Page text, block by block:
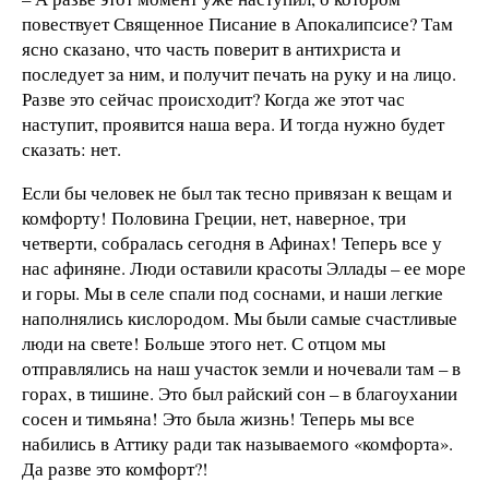
повествует Священное Писание в Апокалипсисе? Там
ясно сказано, что часть поверит в антихриста и
последует за ним, и получит печать на руку и на лицо.
Разве это сейчас происходит? Когда же этот час
наступит, проявится наша вера. И тогда нужно будет
сказать: нет.
Если бы человек не был так тесно привязан к вещам и
комфорту! Половина Греции, нет, наверное, три
четверти, собралась сегодня в Афинах! Теперь все у
нас афиняне. Люди оставили красоты Эллады – ее море
и горы. Мы в селе спали под соснами, и наши легкие
наполнялись кислородом. Мы были самые счастливые
люди на свете! Больше этого нет. С отцом мы
отправлялись на наш участок земли и ночевали там – в
горах, в тишине. Это был райский сон – в благоухании
сосен и тимьяна! Это была жизнь! Теперь мы все
набились в Аттику ради так называемого «комфорта».
Да разве это комфорт?!